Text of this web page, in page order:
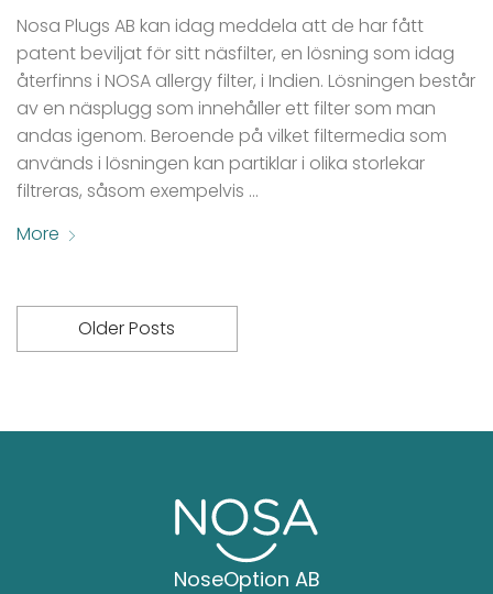
Nosa Plugs AB kan idag meddela att de har fått
patent beviljat för sitt näsfilter, en lösning som idag
återfinns i NOSA allergy filter, i Indien. Lösningen består
av en näsplugg som innehåller ett filter som man
andas igenom. Beroende på vilket filtermedia som
används i lösningen kan partiklar i olika storlekar
filtreras, såsom exempelvis …
More
Older Posts
NoseOption AB